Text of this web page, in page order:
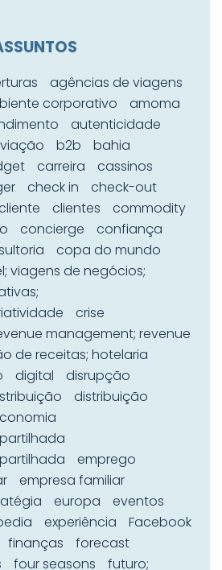
agências de viagens
corporativo
amoma
autenticidade
b2b
bahia
carreira
cassinos
check in
check-out
clientes
commodity
concierge
confiança
copa do mundo
viagens de negócios;
crise
management; revenue
de receitas; hotelaria
digital
disrupção
distribuição
emprego
empresa familiar
europa
eventos
experiência
Facebook
finanças
forecast
four seasons futuro;